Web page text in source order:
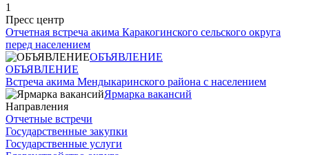
1
Пресс центр
Отчетная встреча акима Каракогинского сельского округа
перед населением
ОБЪЯВЛЕНИЕ
ОБЪЯВЛЕНИЕ
Встреча акима Мендыкаринского района с населением
Ярмарка вакансий
Направления
Отчетные встречи
Государственные закупки
Государственные услуги